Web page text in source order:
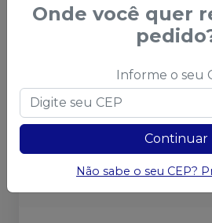
Avise-me
Calcule frete e prazo
Não sei o meu CEP
Onde você quer
Informe o seu
Continuar
Não sabe o seu CEP?